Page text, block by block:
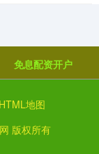
免息配资开户
HTML地图
版权所有